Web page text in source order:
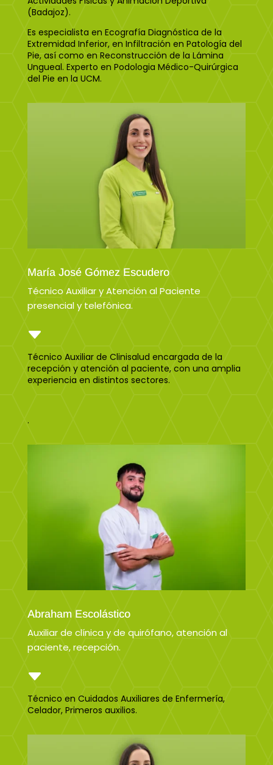
(Badajoz).
Es especialista en Ecografía Diagnóstica de la
Extremidad Inferior, en Infiltración en Patología del
Pie, así como en Reconstrucción de la Lámina
Ungueal. Experto en Podologia Médico-Quirúrgica
del Pie en la UCM.
María José Gómez Escudero
Técnico Auxiliar y Atención al Paciente
presencial y telefónica.
C
Técnico Auxiliar de Clinisalud encargada de la
recepción y atención al paciente, con una amplia
experiencia en distintos sectores.
.
Abraham Escolástico
Auxiliar de clínica y de quirófano, atención al
paciente, recepción.
C
Técnico en Cuidados Auxiliares de Enfermería,
Celador, Primeros auxilios.